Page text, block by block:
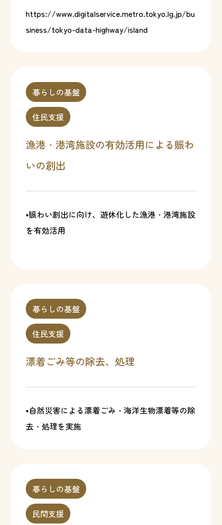
https://www.digitalservice.metro.tokyo.lg.jp/bu
siness/tokyo-data-highway/island
暮らしの基盤
住民支援
漁港・港湾施設の有効活用による賑わ
いの創出
▪賑わい創出に向け、遊休化した漁港・港湾施設
を有効活用
暮らしの基盤
住民支援
漂着ごみ等の除去、処理
▪自然災害による漂着ごみ・海洋生物漂着等の除
去・処理を実施
暮らしの基盤
民間支援